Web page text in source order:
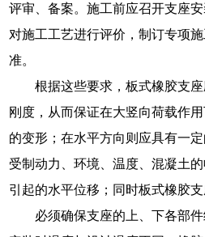
评审、备案。施工前应召开支座
对施工工艺进行评价，制订专项
准。
根据这些要求，板式橡胶支
刚度，从而保证在大竖向荷载作
的变形；在水平方向则应具有一
受制动力、环境、温度、混凝土
引起的水平位移；同时板式橡胶
必须确保支座的上、下各部